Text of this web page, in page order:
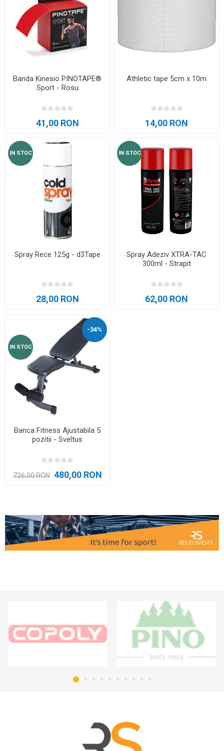
Banda Kinesio PINOTAPE®
Sport - Rosu
41,00 RON
Athletic tape 5cm x 10m
14,00 RON
IN STOC
Spray Rece 125g - d3Tape
28,00 RON
IN STOC
Spray Adeziv XTRA-TAC
300ml - Strapit
62,00 RON
-34%
IN STOC
Banca Fitness Ajustabila 5
pozitii - Sveltus
726,00 RON 480,00 RON